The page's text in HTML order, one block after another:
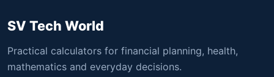
SV Tech World
Practical calculators for financial planning, health,
mathematics and everyday decisions.